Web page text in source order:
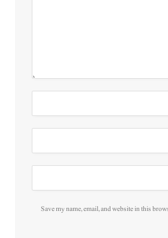
Save my name, email, and website in this